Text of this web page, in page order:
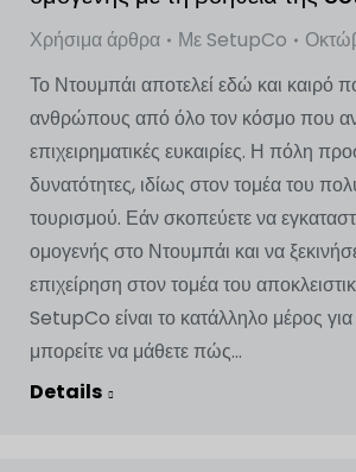
Χρήσιμα άρθρα Με SetupCo
Το Ντουμπάι αποτελεί εδώ και καιρό
ανθρώπους από όλο τον κόσμο που
επιχειρηματικές ευκαιρίες. Η πόλη
δυνατότητες, ιδίως στον τομέα του
τουρισμού. Εάν σκοπεύετε να
ομογενής στο Ντουμπάι και να
επιχείρηση στον τομέα του
SetupCo είναι το κατάλληλο μέρος
μπορείτε να μάθετε πώς...
Details